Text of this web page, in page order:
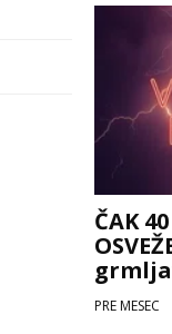
ČAK
PRE MESEC